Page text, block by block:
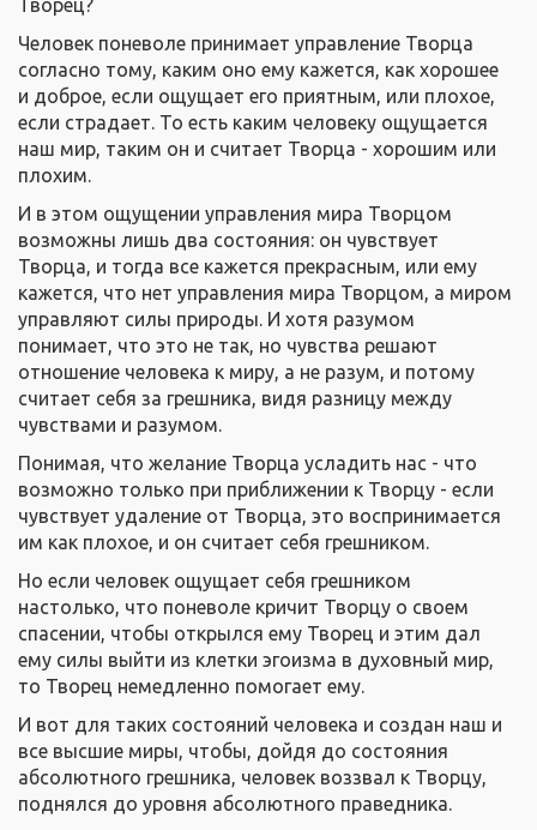
Творец?
Человек поневоле принимает управление Творца
согласно тому, каким оно ему кажется, как хорошее
и доброе, если ощущает его приятным, или плохое,
если страдает. То есть каким человеку ощущается
наш мир, таким он и считает Творца - хорошим или
плохим.
И в этом ощущении управления мира Творцом
возможны лишь два состояния: он чувствует
Творца, и тогда все кажется прекрасным, или ему
кажется, что нет управления мира Творцом, а миром
управляют силы природы. И хотя разумом
понимает, что это не так, но чувства решают
отношение человека к миру, а не разум, и потому
считает себя за грешника, видя разницу между
чувствами и разумом.
Понимая, что желание Творца усладить нас - что
возможно только при приближении к Творцу - если
чувствует удаление от Творца, это воспринимается
им как плохое, и он считает себя грешником.
Но если человек ощущает себя грешником
настолько, что поневоле кричит Творцу о своем
спасении, чтобы открылся ему Творец и этим дал
ему силы выйти из клетки эгоизма в духовный мир,
то Творец немедленно помогает ему.
И вот для таких состояний человека и создан наш и
все высшие миры, чтобы, дойдя до состояния
абсолютного грешника, человек воззвал к Творцу,
поднялся до уровня абсолютного праведника.